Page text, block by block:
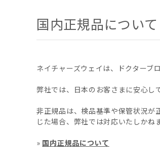
国内正規品について
ネイチャーズウェイは、ドクターブ
弊社では、日本のお客さまに安心し
非正規品は、検品基準や保管状況が
じた場合、弊社では対応いたしかね
» 国内正規品について